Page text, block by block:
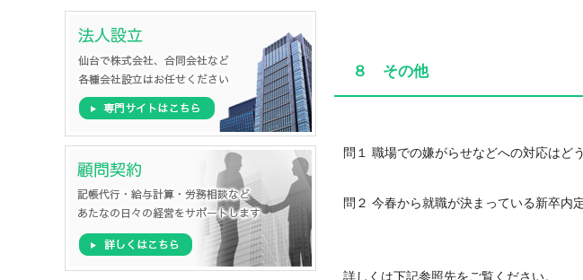
８ その他
問１ 職場での嫌がらせなどへの対応はど
問２ 今春から就職が決まっている新卒内
詳しくは下記参照先をご覧ください。